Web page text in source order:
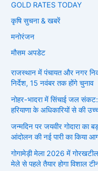
GOLD RATES TODAY
कृषि सुचना & खबरें
मनोरंजन
मौसम अपडेट
राजस्थान में पंचायत और नगर
निर्देश, 15 नवंबर तक होंगे चुनाव
नोहर-भादरा में सिंचाई जल
हरियाणा के अधिकारियों से की
जन्मदिन पर जयवीर गोदारा का
आंदोलन की नई पारी का किया
गोगामेड़ी मेला 2026 में
मेले से पहले तैयार होगा विशाल